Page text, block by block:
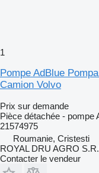
1
Pompe AdBlue
Camion Volvo
Prix sur demande
Pièce détachée - pompe
21574975
Roumanie, Cristesti
ROYAL DRU AGRO
Contacter le vendeur